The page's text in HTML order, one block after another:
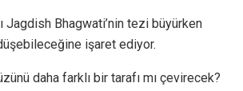
Jagdish Bhagwati’nin tezi büyürken
işaret ediyor.
daha farklı bir tarafı mı çevirecek?